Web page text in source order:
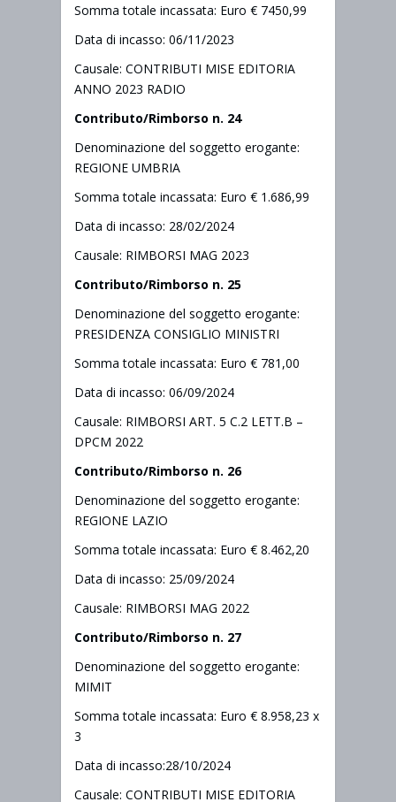
Somma totale incassata: Euro € 7450,99
Data di incasso: 06/11/2023
Causale: CONTRIBUTI MISE EDITORIA
ANNO 2023 RADIO
Contributo/Rimborso n. 24
Denominazione del soggetto erogante:
REGIONE UMBRIA
Somma totale incassata: Euro € 1.686,99
Data di incasso: 28/02/2024
Causale: RIMBORSI MAG 2023
Contributo/Rimborso n. 25
Denominazione del soggetto erogante:
PRESIDENZA CONSIGLIO MINISTRI
Somma totale incassata: Euro € 781,00
Data di incasso: 06/09/2024
Causale: RIMBORSI ART. 5 C.2 LETT.B –
DPCM 2022
Contributo/Rimborso n. 26
Denominazione del soggetto erogante:
REGIONE LAZIO
Somma totale incassata: Euro € 8.462,20
Data di incasso: 25/09/2024
Causale: RIMBORSI MAG 2022
Contributo/Rimborso n. 27
Denominazione del soggetto erogante:
MIMIT
Somma totale incassata: Euro € 8.958,23 x
3
Data di incasso:28/10/2024
Causale: CONTRIBUTI MISE EDITORIA